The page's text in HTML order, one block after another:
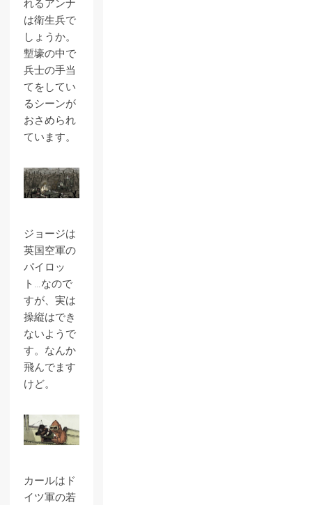
れるアンナ
は衛生兵で
しょうか。
塹壕の中で
兵士の手当
てをしてい
るシーンが
おさめられ
ています。
ジョージは
英国空軍の
パイロッ
ト…なので
すが、実は
操縦はでき
ないようで
す。なんか
飛んでます
けど。
カールはド
イツ軍の若